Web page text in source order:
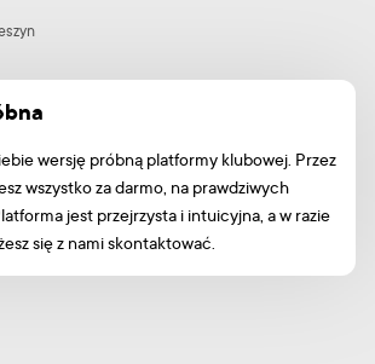
wersję próbną platformy klubowej. Przez
wszystko za darmo, na prawdziwych
jest przejrzysta i intuicyjna, a w razie
się z nami skontaktować.